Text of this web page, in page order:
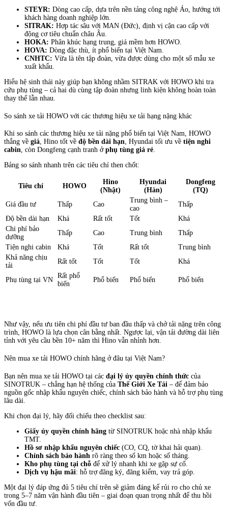
STEYR: Dòng cao cấp, dựa trên nền tảng công nghệ Áo, hướng tới
khách hàng doanh nghiệp lớn.
SITRAK: Hợp tác sâu với MAN (Đức), định vị cận cao cấp với
động cơ tiêu chuẩn châu Âu.
HOKA: Phân khúc hạng trung, giá mềm hơn HOWO.
HOVA: Dòng đặc thù, ít phổ biến tại Việt Nam.
CNHTC: Vừa là tên tập đoàn, vừa được dùng cho một số mẫu xe
xuất khẩu.
Hiểu hệ sinh thái này giúp bạn không nhầm SITRAK với HOWO khi tra
cứu phụ tùng – cả hai dù cùng tập đoàn nhưng linh kiện không hoàn toàn
thay thế lẫn nhau.
So sánh xe tải HOWO với các thương hiệu xe tải hạng nặng khác
Khi so sánh các thương hiệu xe tải nặng phổ biến tại Việt Nam, HOWO
thắng về giá, Hino tốt về độ bền dài hạn, Hyundai tối ưu về tiện nghi
cabin, còn Dongfeng cạnh tranh ở phụ tùng giá rẻ.
Bảng so sánh nhanh trên các tiêu chí then chốt:
Tiêu chí HOWO
Hino
(Nhật)
Hyundai
(Hàn)
Dongfeng
(TQ)
Giá đầu tư
Thấp Cao
Trung bình –
cao
Thấp
Độ bền dài hạn
Khá Rất tốt Tốt
Khá
Chi phí bảo
dưỡng
Thấp Cao Trung bình
Thấp
Tiện nghi cabin
Khá Tốt Rất tốt
Trung bình
Khả năng chịu
tải
Rất tốt Tốt Tốt Khá
Phụ tùng tại VN
Rất phổ
biến
Phổ biến Phổ biến Phổ biến
Như vậy, nếu ưu tiên chi phí đầu tư ban đầu thấp và chở tải nặng trên công
trình, HOWO là lựa chọn cân bằng nhất. Ngược lại, vận tải đường dài liên
tỉnh với yêu cầu bền 10+ năm thì Hino vẫn nhỉnh hơn.
Nên mua xe tải HOWO chính hãng ở đâu tại Việt Nam?
Bạn nên mua xe tải HOWO tại các đại lý ủy quyền chính thức của
SINOTRUK – chẳng hạn hệ thống của Thế Giới Xe Tải – để đảm bảo
nguồn gốc nhập khẩu nguyên chiếc, chính sách bảo hành và hỗ trợ phụ tùng
lâu dài.
Khi chọn đại lý, hãy đối chiếu theo checklist sau:
Giấy ủy quyền chính hãng từ SINOTRUK hoặc nhà nhập khẩu
TMT.
Hồ sơ nhập khẩu nguyên chiếc (CO, CQ, tờ khai hải quan).
Chính sách bảo hành rõ ràng theo số km hoặc số tháng.
Kho phụ tùng tại chỗ để xử lý nhanh khi xe gặp sự cố.
Dịch vụ hậu mãi: hỗ trợ đăng ký, đăng kiểm, vay trả góp.
Một đại lý đáp ứng đủ 5 tiêu chí trên sẽ giảm đáng kể rủi ro cho chủ xe
trong 5–7 năm vận hành đầu tiên – giai đoạn quan trọng nhất để thu hồi
vốn đầu tư.